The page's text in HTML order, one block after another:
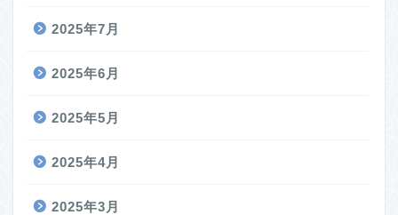
2025年7月
2025年6月
2025年5月
2025年4月
2025年3月